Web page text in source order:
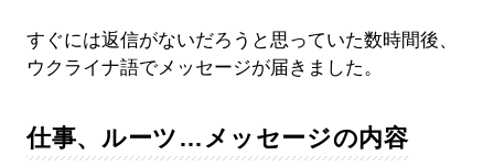
すぐには返信がないだろうと思っていた数時間後、
ウクライナ語でメッセージが届きました。
仕事、ルーツ…メッセージの内容